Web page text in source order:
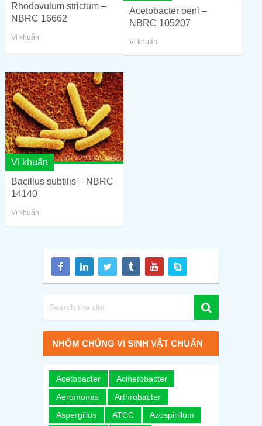
Rhodovulum strictum –
NBRC 16662
Vi khuẩn
Acetobacter oeni –
NBRC 105207
Vi khuẩn
Vi khuẩn
Bacillus subtilis – NBRC
14140
Vi khuẩn
NHÓM CHỦNG VI SINH VẬT CHUẨN
Acetobacter
Acinetobacter
Aeromonas
Arthrobacter
Aspergillus
ATCC Azospirillum